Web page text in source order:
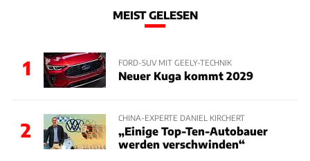
MEIST GELESEN
1 FORD-SUV MIT GEELY-TECHNIK
Neuer Kuga kommt 2029
2
CHINA-EXPERTE DANIEL KIRCHERT
„Einige Top-Ten-Autobauer
werden verschwinden“